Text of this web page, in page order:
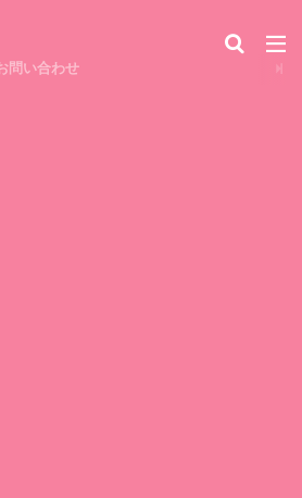
問い合わせ